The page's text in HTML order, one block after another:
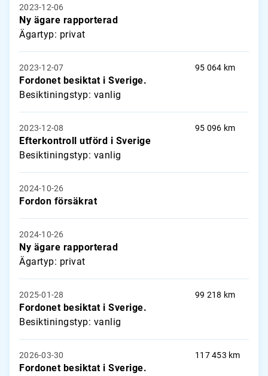
2023-12-06
Ny ägare rapporterad
Ägartyp: privat
2023-12-07
Fordonet besiktat i Sverige.
Besiktiningstyp: vanlig
95 064 km
2023-12-08
Efterkontroll utförd i Sverige
Besiktiningstyp: vanlig
95 096 km
2024-10-26
Fordon försäkrat
2024-10-26
Ny ägare rapporterad
Ägartyp: privat
2025-01-28
Fordonet besiktat i Sverige.
Besiktiningstyp: vanlig
99 218 km
2026-03-30
Fordonet besiktat i Sverige.
117 453 km